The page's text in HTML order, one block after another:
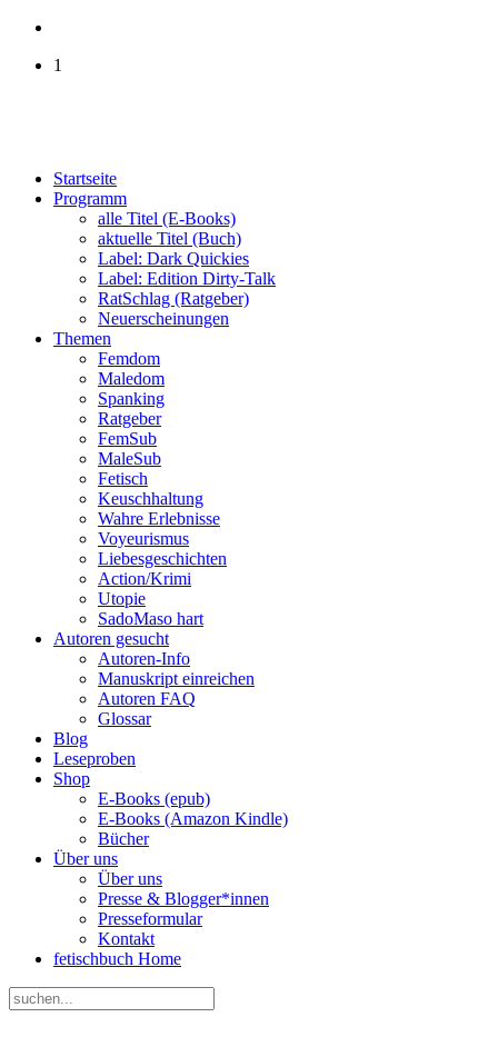
1
Startseite
Programm
alle Titel (E-Books)
aktuelle Titel (Buch)
Label: Dark Quickies
Label: Edition Dirty-Talk
RatSchlag (Ratgeber)
Neuerscheinungen
Themen
Femdom
Maledom
Spanking
Ratgeber
FemSub
MaleSub
Fetisch
Keuschhaltung
Wahre Erlebnisse
Voyeurismus
Liebesgeschichten
Action/Krimi
Utopie
SadoMaso hart
Autoren gesucht
Autoren-Info
Manuskript einreichen
Autoren FAQ
Glossar
Blog
Leseproben
Shop
E-Books (epub)
E-Books (Amazon Kindle)
Bücher
Über uns
Über uns
Presse & Blogger*innen
Presseformular
Kontakt
fetischbuch Home